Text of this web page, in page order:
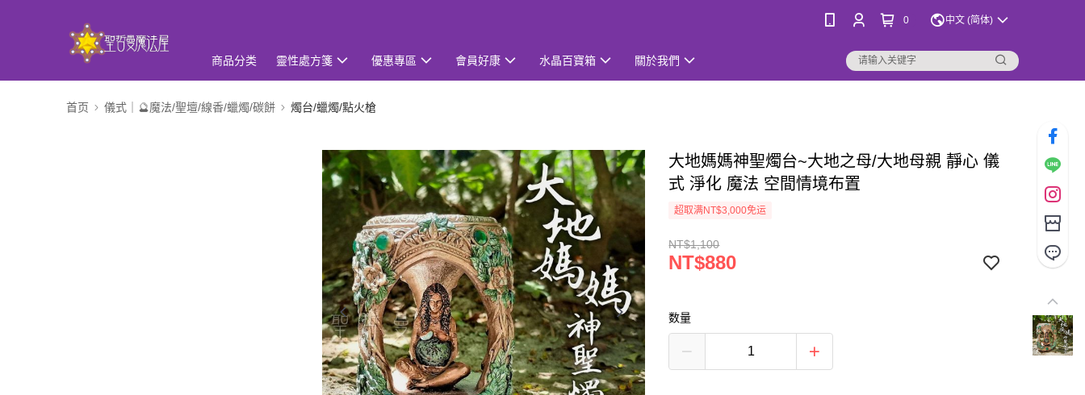
0 中文 (简体)
商品分类 靈性處方箋 優惠專區 會員好康 水晶百寶箱 關於我們
首页 儀式｜🔮魔法/聖壇/線香/蠟燭/碳餅 燭台/蠟燭/點火槍
大地媽媽神聖燭台~大地之母/大地母親 靜心 儀
式 淨化 魔法 空間情境布置
超取满NT$3,000免运
NT$1,100
NT$880
数量